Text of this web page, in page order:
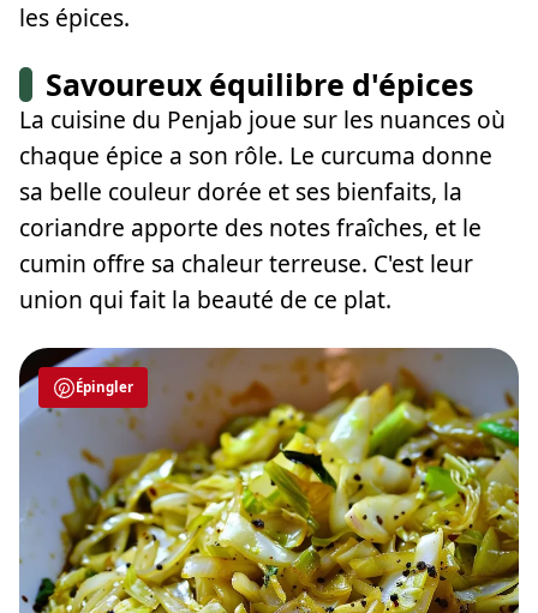
les épices.
Savoureux équilibre d'épices
La cuisine du Penjab joue sur les nuances où
chaque épice a son rôle. Le curcuma donne
sa belle couleur dorée et ses bienfaits, la
coriandre apporte des notes fraîches, et le
cumin offre sa chaleur terreuse. C'est leur
union qui fait la beauté de ce plat.
Épingler